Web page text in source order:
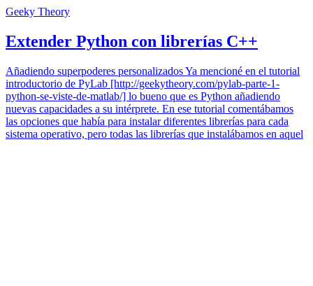
Geeky Theory
Extender Python con librerías C++
Añadiendo superpoderes personalizados Ya mencioné en el tutorial
introductorio de PyLab [http://geekytheory.com/pylab-parte-1-
python-se-viste-de-matlab/] lo bueno que es Python añadiendo
nuevas capacidades a su intérprete. En ese tutorial comentábamos
las opciones que había para instalar diferentes librerías para cada
sistema operativo, pero todas las librerías que instalábamos en aquel